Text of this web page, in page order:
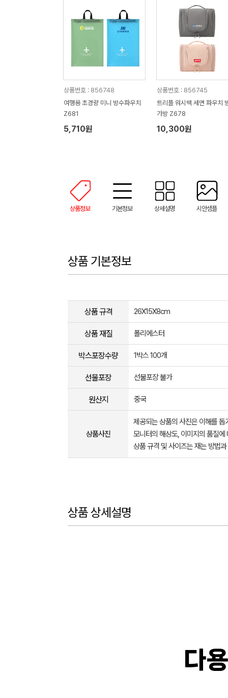
상품번호 : 856748
여행용 초경량 미니 방수파우치
Z681
5,710원
상품번호 : 856745
트리플 워시백 세면 파우치
가방 Z678
10,300원
상품정보 기본정보 상세설명 시안샘플
상품 기본정보
상품 규격 26X15X8cm
상품 재질 폴리에스터
박스포장수량 1박스 100개
선물포장 선물포장 불가
원산지 중국
상품사진
제공되는 상품의 사진은 이해를
모니터의 해상도, 이미지의 품질
상품 규격 및 사이즈는 재는 방법
상품 상세설명